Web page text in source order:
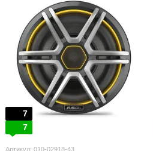
7
7
Артикул: 010-02918-43